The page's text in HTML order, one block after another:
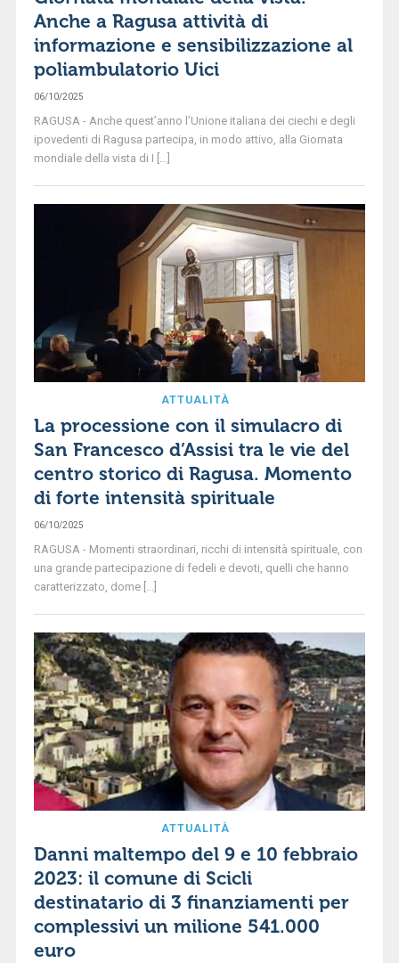
Anche a Ragusa attività di
informazione e sensibilizzazione al
poliambulatorio Uici
06/10/2025
RAGUSA - Anche quest’anno l’Unione italiana dei ciechi e degli
ipovedenti di Ragusa partecipa, in modo attivo, alla Giornata
mondiale della vista di I [...]
ATTUALITÀ
La processione con il simulacro di
San Francesco d’Assisi tra le vie del
centro storico di Ragusa. Momento
di forte intensità spirituale
06/10/2025
RAGUSA - Momenti straordinari, ricchi di intensità spirituale, con
una grande partecipazione di fedeli e devoti, quelli che hanno
caratterizzato, dome [...]
ATTUALITÀ
Danni maltempo del 9 e 10 febbraio
2023: il comune di Scicli
destinatario di 3 finanziamenti per
complessivi un milione 541.000
euro